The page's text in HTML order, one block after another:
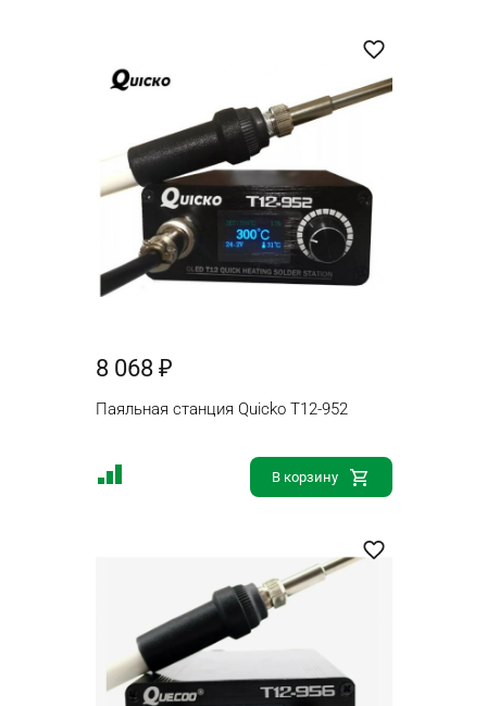
8 068 ₽
Паяльная станция Quicko T12-952
В корзину